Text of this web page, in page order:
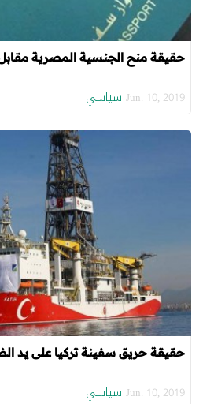
حقيقة منح الجنسية المصرية مقابل 10 آلاف دولار
Jun. 10, 2019 سياسي
حقيقة حريق سفينة تركيا على يد
Jun. 10, 2019 سياسي